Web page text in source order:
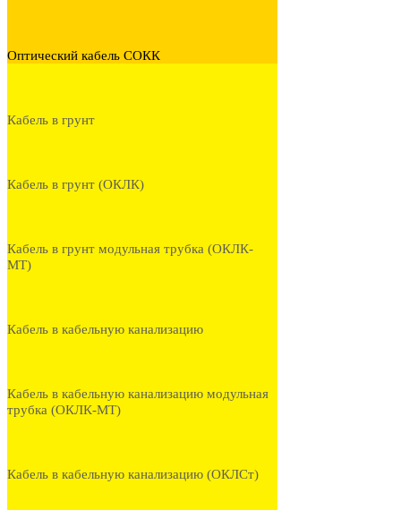
Оптический кабель СОКК
Кабель в грунт
Кабель в грунт (ОКЛК)
Кабель в грунт модульная трубка (ОКЛК-
МТ)
Кабель в кабельную канализацию
Кабель в кабельную канализацию модульная
трубка (ОКЛК-МТ)
Кабель в кабельную канализацию (ОКЛСт)